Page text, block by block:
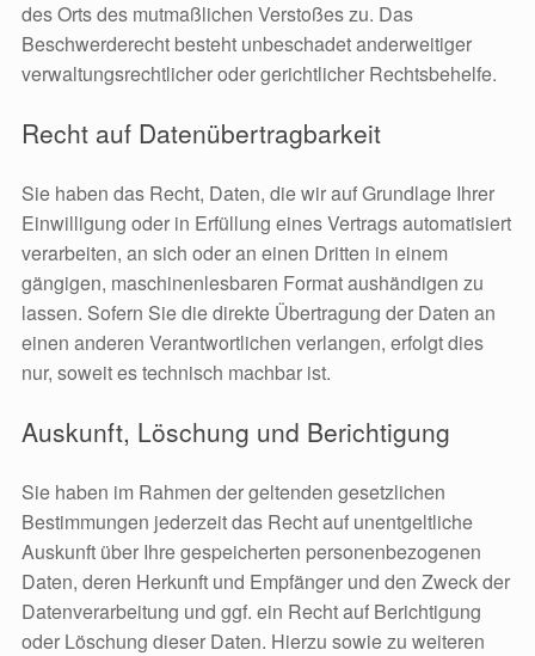
des Orts des mutmaßlichen Verstoßes zu. Das
Beschwerderecht besteht unbeschadet anderweitiger
verwaltungsrechtlicher oder gerichtlicher Rechtsbehelfe.
Recht auf Datenübertragbarkeit
Sie haben das Recht, Daten, die wir auf Grundlage Ihrer
Einwilligung oder in Erfüllung eines Vertrags automatisiert
verarbeiten, an sich oder an einen Dritten in einem
gängigen, maschinenlesbaren Format aushändigen zu
lassen. Sofern Sie die direkte Übertragung der Daten an
einen anderen Verantwortlichen verlangen, erfolgt dies
nur, soweit es technisch machbar ist.
Auskunft, Löschung und Berichtigung
Sie haben im Rahmen der geltenden gesetzlichen
Bestimmungen jederzeit das Recht auf unentgeltliche
Auskunft über Ihre gespeicherten personenbezogenen
Daten, deren Herkunft und Empfänger und den Zweck der
Datenverarbeitung und ggf. ein Recht auf Berichtigung
oder Löschung dieser Daten. Hierzu sowie zu weiteren